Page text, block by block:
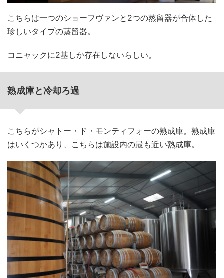
こちらは一つのショーフヴァンと2つの蒸留器が合体した
珍しいタイプの蒸留器。
コニャックに2基しか存在しないらしい。
熟成庫と冷却ろ過
こちらがシャトー・ド・モンティフォーの熟成庫。熟成庫
はいくつかあり、こちらは施設内の最も近い熟成庫。